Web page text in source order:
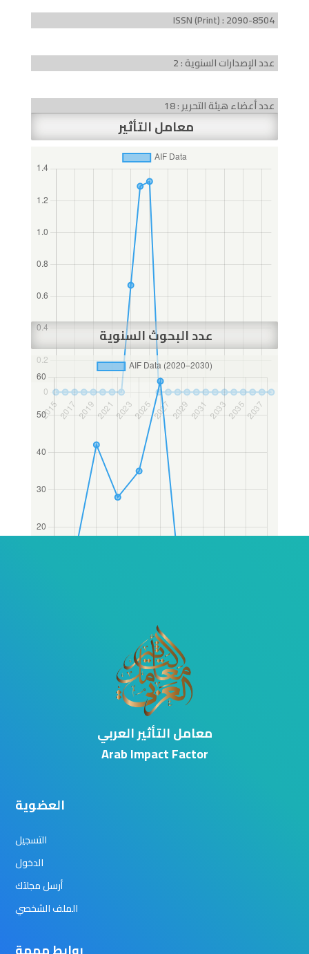
ISSN (Print) : 2090-8504
عدد الإصدارات السنوية : 2
عدد أعضاء هيئة التحرير : 18
معامل التأثير
عدد البحوث السنوية
معامل التأثير العربي
Arab Impact Factor
العضوية
التسجيل
الدخول
أرسل مجلتك
الملف الشخصي